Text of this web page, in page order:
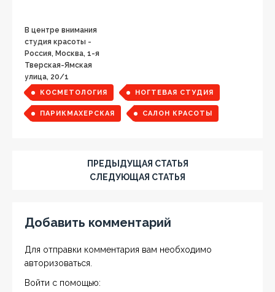
В центре внимания
студия красоты -
Россия, Москва, 1-я
Тверская-Ямская
улица, 20/1
КОСМЕТОЛОГИЯ НОГТЕВАЯ СТУДИЯ
ПАРИКМАХЕРСКАЯ САЛОН КРАСОТЫ
ПРЕДЫДУЩАЯ СТАТЬЯ
СЛЕДУЮЩАЯ СТАТЬЯ
Добавить комментарий
Для отправки комментария вам необходимо
авторизоваться
Войти с помощью: